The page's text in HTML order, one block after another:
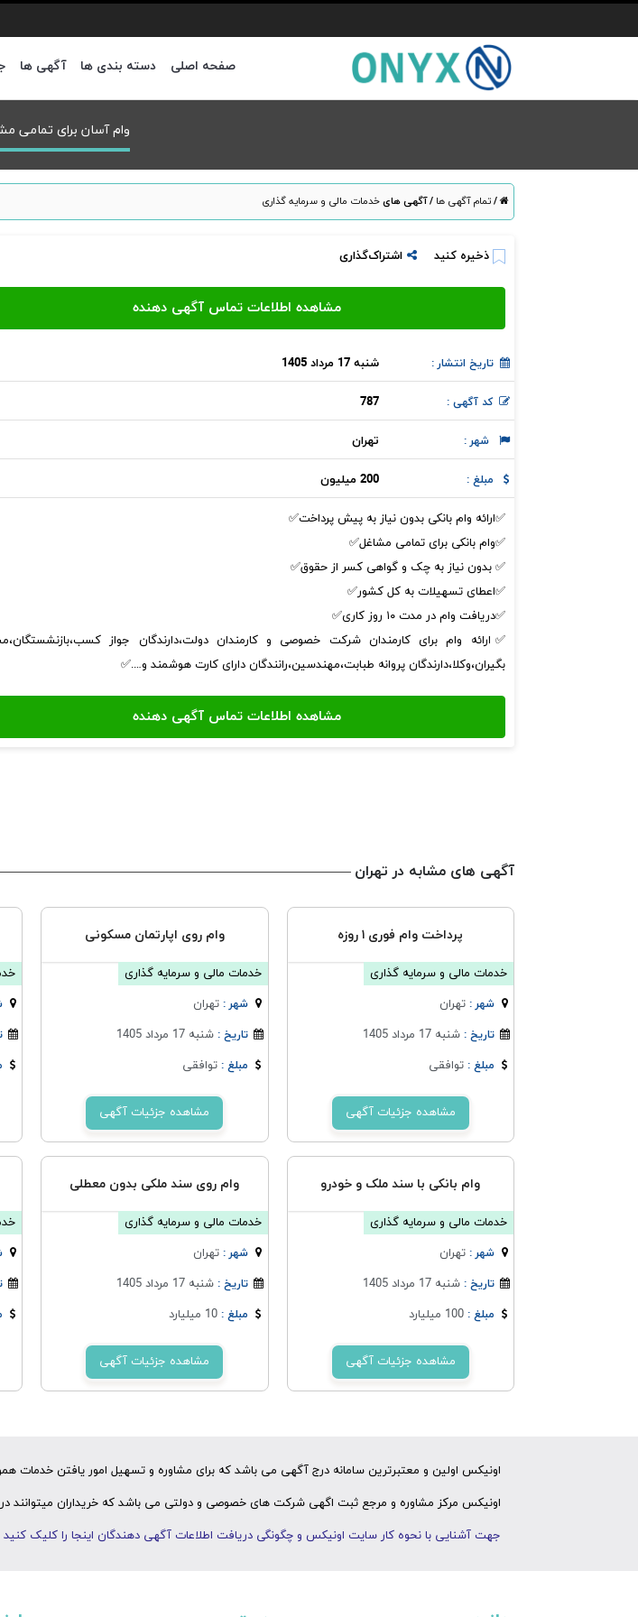
صفحه اصلی دسته بندی ها آگهی ها
وام آسان برای تمامی
/تمام آگهی ها /آگهی هایخدمات مالی و سرمایه گذاری
ذخیره کنید اشتراک‌گذاری
تاریخ انتشار : شنبه 17 مرداد 1405
کد آگهی : 787
شهر : تهران
مبلغ : 200 میلیون
✅ارائه وام بانکی بدون نیاز به پیش پرداخت✅
✅وام بانکی برای تمامی مشاغل✅
✅ بدون‌ نیاز به چک و گواهی کسر از حقوق✅
✅اعطای تسهیلات به کل کشور✅
✅دریافت وام در مدت ۱۰ روز کاری✅
✅ارائه وام برای کارمندان شرکت خصوصی و کارمندان دولت،دارندگان جواز
بگیران،وکلا،دارندگان پروانه طبابت،مهندسین،رانندگان دارای کارت هوشمند و….✅
آگهی های مشابه در تهران
پرداخت وام فوری ۱ روزه
خدمات مالی و سرمایه گذاری
شهر :تهران
تاریخ :شنبه 17 مرداد 1405
مبلغ :توافقی
مشاهده جزئیات آگهی
وام روی اپارتمان مسکونی
خدمات مالی و سرمایه گذاری
شهر : تهران
تاریخ : شنبه 17 مرداد 1405
مبلغ : توافقی
مشاهده جزئیات آگهی
وام بانکی با سند ملک و خودرو
خدمات مالی و سرمایه گذاری
شهر :تهران
تاریخ :شنبه 17 مرداد 1405
مبلغ :100 میلیارد
مشاهده جزئیات آگهی
وام روی سند ملکی بدون معطلی
خدمات مالی و سرمایه گذاری
شهر : تهران
تاریخ : شنبه 17 مرداد 1405
مبلغ : 10 میلیارد
مشاهده جزئیات آگهی
اونیکس اولین و معتبرترین سامانه درج آگهی می باشد که برای مشاوره و تسهیل امور یافتن خدمات
اونیکس مرکز مشاوره و مرجع ثبت اگهی شرکت های خصوصی و دولتی می باشد که خریداران میتوانند
جهت آشنایی با نحوه کار سایت اونیکس و چگونگی دریافت اطلاعات آگهی دهندگان اینجا را کلیک کنید